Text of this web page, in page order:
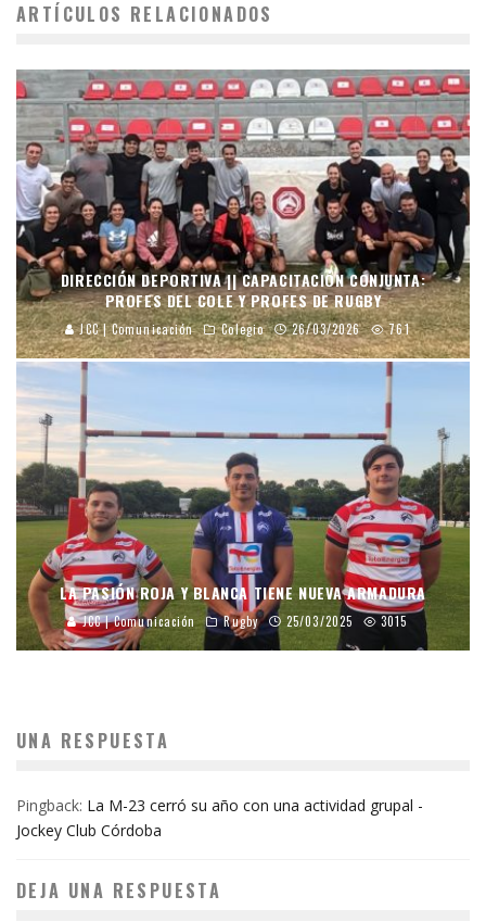
ARTÍCULOS RELACIONADOS
DIRECCIÓN DEPORTIVA || CAPACITACIÓN CONJUNTA:
PROFES DEL COLE Y PROFES DE RUGBY
JCC | Comunicación Colegio 26/03/2026 761
LA PASIÓN ROJA Y BLANCA TIENE NUEVA ARMADURA
JCC | Comunicación Rugby 25/03/2025 3015
UNA RESPUESTA
Pingback: La M-23 cerró su año con una actividad grupal -
Jockey Club Córdoba
DEJA UNA RESPUESTA